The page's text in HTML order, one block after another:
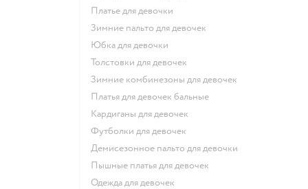
Платье для девочки
Зимние пальто для девочек
Юбка для девочки
Толстовки для девочек
Зимние комбинезоны для девочек
Платья для девочек бальные
Кардиганы для девочек
Футболки для девочек
Демисезонное пальто для девочки
Пышные платья для девочек
Одежда для девочек